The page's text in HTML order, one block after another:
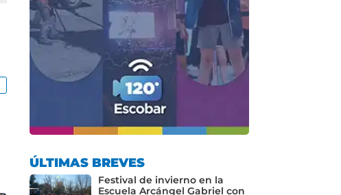
ÚLTIMAS BREVES
Festival de invierno en la
Escuela Arcángel Gabriel con